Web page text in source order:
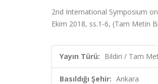
2nd International Symposium
Ekim 2018, ss.1-6, (Tam Metin
Yayın Türü: Bildiri / Tam
Basıldığı Şehir: Ankara